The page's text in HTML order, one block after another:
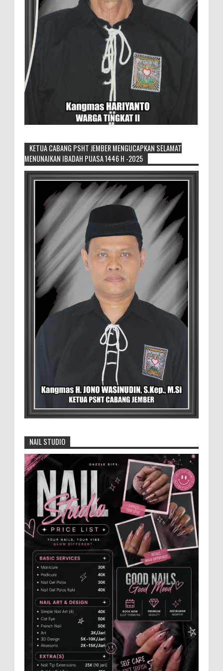
Generasi Kedua Pertahankan Grup
Keroncong Agar Tetap Eksis
Grup Keroncong Setia Kawan dari Jember,
ikut memeriahkan panggung JFC
Exhibition di Alun-Alun Jember beberapa waktu lalu.
MEMOPOS.co.id, Jem...
Duta GenRe Blora 2026 Siap Untuk
Menjadi Agen Perubahan
BLORA — Rizky Akbar Putra Basyari dari
PIK-R Gemilang SMA Negeri 1 Blora dan
Salsabila Hidayatul Kamilah dari PIK-R Tunas Cahaya
Kecamatan B...
Menko Zulhas Wajibkan Program Makan
Bergizi Gratis Menyerap Bahan Pangan
BLORA - Menteri Koordinator Bidang
Pangan RI Zulkifli Hasan menegaskan bahwa Satuan
Pelayanan Pemenuhan Gizi (SPPG) pelaksana Program
Kabupaten Jember 2026-2031
Jajaran Dewan Pengurus DPC Kabupaten
Jember 2025-2031, saat foto bersama
usai acara pelantikan di Gedung Jember Nusantara,
Selasa 28 Juli 2...
Dukung Pariwisata Polres Magetan Turut
Ambil Bagian Trail Run Ring of Lawu 2026
Istimewa MEMOPOS.co.id, Magetan -!
Kapolres Magetan AKBP Dr. Raden Erik
Bangun Prakasa, S.H., S.I.K., M.M., turut ambil bagian
dalam ajang b...
Anggota Karang Taruna Urunan Demi
Nobar Indonesia Lawan Vietnam
Pertandingan sepakbola antara Tim
Indonesia dan Vietnam tidak dilewatkan
begitu saha oleh penggemar bola, termasuk karang
taruna bahkan mere...
KETUA CABANG PSHT JEMBER MENGUCAPKAN SELAMAT
MENUNAIKAN IBADAH PUASA 1446 H -2025
NAIL STUDIO